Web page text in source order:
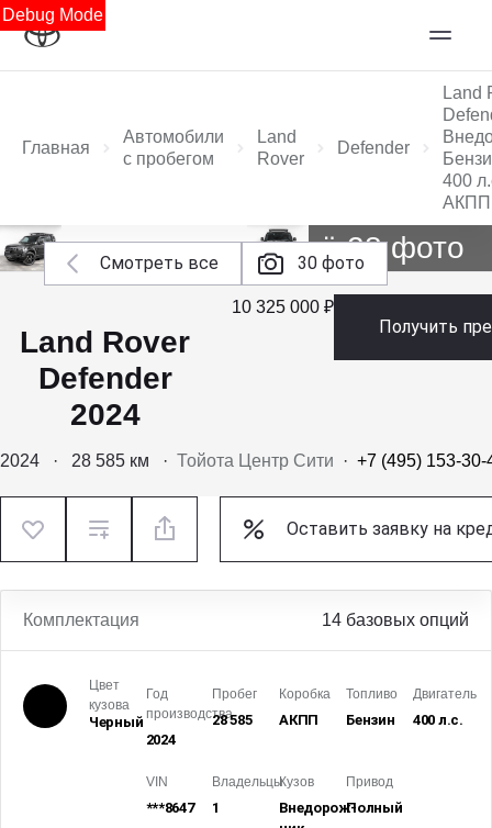
Debug Mode
Главная
Автомобили
с пробегом
Land
Rover
Defender
Land
400
АКПП
Смотреть все 30 фото
Ещё 28 фото
Land Rover
Defender
2024
10 325 000 ₽
2024 · 28 585 км · Тойота Центр Сити · +7 (495) 153-30-
Получить
Оставить заявку на
Комплектация 14 базовых опций
Цвет
кузова
Черный
Год
производства
2024
Пробег
28 585
Коробка
АКПП
Топливо
Бензин
Двигатель
400 л.с.
VIN
***8647
Владельцы
1
Кузов
Внедорож­
Привод
Полный